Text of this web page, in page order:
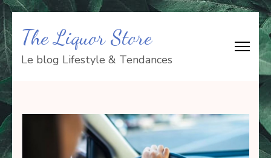
Aller
au
contenu
(Pressez
Entrée)
The Liquor Store
Le blog Lifestyle & Tendances